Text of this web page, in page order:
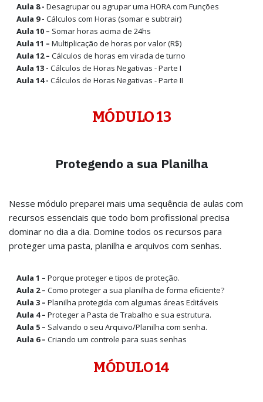
Aula 8 - Desagrupar ou agrupar uma HORA com Funções
Aula 9 - Cálculos com Horas (somar e subtrair)
Aula 10 – Somar horas acima de 24hs
Aula 11 – Multiplicação de horas por valor (R$)
Aula 12 – Cálculos de horas em virada de turno
Aula 13 - Cálculos de Horas Negativas - Parte I
Aula 14 - Cálculos de Horas Negativas - Parte II
MÓDULO 13
Protegendo a sua Planilha
Nesse módulo preparei mais uma sequência de aulas com
recursos essenciais que todo bom profissional precisa
dominar no dia a dia. Domine todos os recursos para
proteger uma pasta, planilha e arquivos com senhas.
Aula 1 – Porque proteger e tipos de proteção.
Aula 2 – Como proteger a sua planilha de forma eficiente?
Aula 3 – Planilha protegida com algumas áreas Editáveis
Aula 4 – Proteger a Pasta de Trabalho e sua estrutura.
Aula 5 – Salvando o seu Arquivo/Planilha com senha.
Aula 6 – Criando um controle para suas senhas
MÓDULO 14